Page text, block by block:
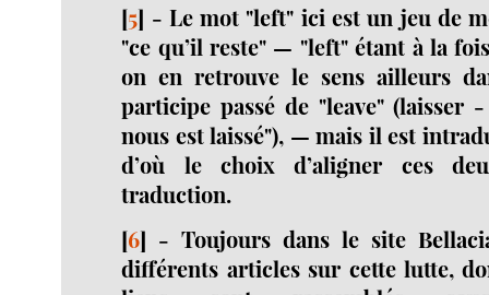
[5] - Le mot "left" ici est un jeu de
"ce qu’il reste" — "left" étant à la
on en retrouve le sens ailleurs
participe passé de "leave"
nous est laissé"), — mais il est
d’où le choix d’aligner ces
traduction.
[6] -Toujours dans le site
différents articles sur cette lutte,